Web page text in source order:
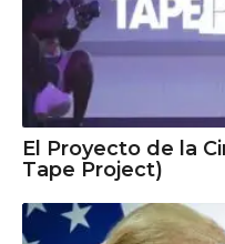
El Proyecto de la
Tape Project)